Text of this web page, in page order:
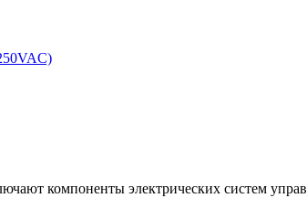
компоненты электрических систем